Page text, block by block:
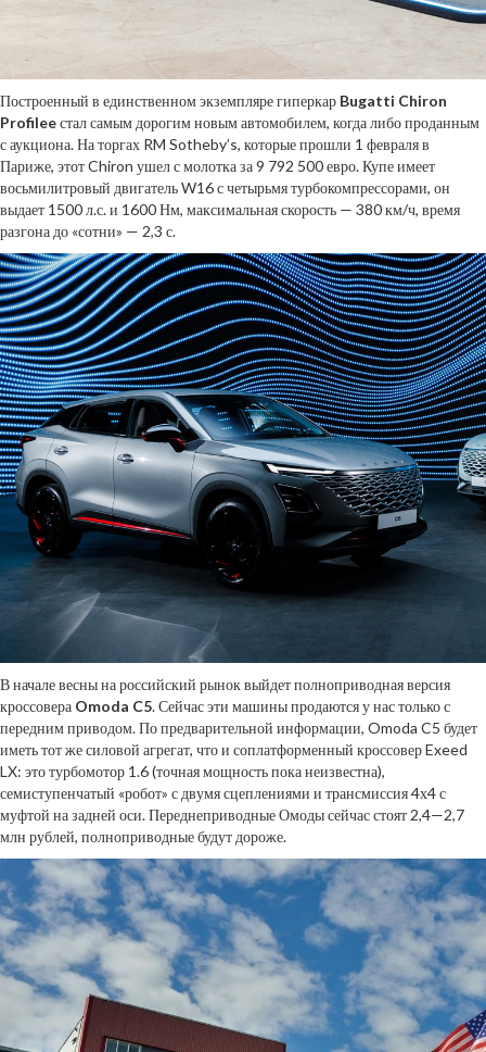
Построенный в единственном экземпляре гиперкар Bugatti Chiron
Profileeстал самым дорогим новым автомобилем, когда либо проданным
с аукциона. На торгах RM Sotheby’s, которые прошли 1 февраля в
Париже, этот Chiron ушел с молотка за 9 792 500 евро. Купе имеет
восьмилитровый двигатель W16 с четырьмя турбокомпрессорами, он
выдает 1500 л.с. и 1600 Нм, максимальная скорость — 380 км/ч, время
разгона до «сотни» — 2,3 с.
В начале весны на российский рынок выйдет полноприводная версия
кроссовера Omoda C5. Сейчас эти машины продаются у нас только с
передним приводом. По предварительной информации, Omoda C5 будет
иметь тот же силовой агрегат, что и соплатформенный кроссовер Exeed
LX: это турбомотор 1.6 (точная мощность пока неизвестна),
семиступенчатый «робот» с двумя сцеплениями и трансмиссия 4х4 с
муфтой на задней оси. Переднеприводные Омоды сейчас стоят 2,4—2,7
млн рублей, полноприводные будут дороже.